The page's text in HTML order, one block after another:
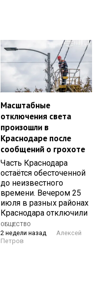
Масштабные
отключения света
произошли в
Краснодаре после
сообщений о грохоте
Часть Краснодара
остаётся обесточенной
до неизвестного
времени. Вечером 25
июля в разных районах
Краснодара отключили
ОБЩЕСТВО
2 недели назад
Алексей
Петров